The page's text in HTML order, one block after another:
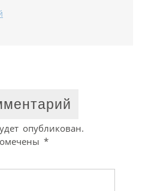
опубликован.
*